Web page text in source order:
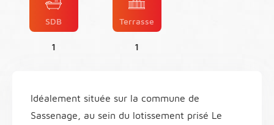
SDB
1
Terrasse
1
Idéalement située sur la commune de
Sassenage, au sein du lotissement prisé Le